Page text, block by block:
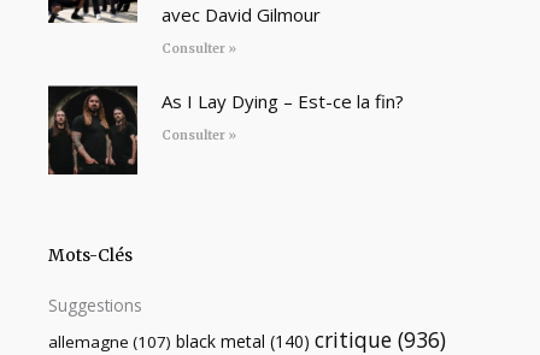
avec David Gilmour
Consulter »
As I Lay Dying – Est-ce la fin?
Consulter »
Mots-Clés
Suggestions
allemagne (107) black metal (140) critique (936)